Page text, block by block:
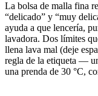
La bolsa de malla fina
“delicado” y “muy
ayuda a que lencería,
lavadora. Dos límites
llena lava mal (deje
regla de la etiqueta —
una prenda de 30 °C,